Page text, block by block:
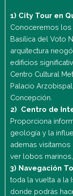
1) City Tour en
Conoceremos los
Basílica del Voto
arquitectura
edificios
Centro Cultural
Palacio
Concepción.
2) Centro de
Proporciona
geología y la
ademas visitamos
ver lobos
3) Navegación
toda la vuelta a la
donde podrás